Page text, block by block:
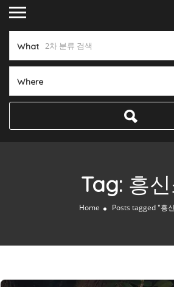
What
Where
Tag: 흥
Home Posts tagged "흥